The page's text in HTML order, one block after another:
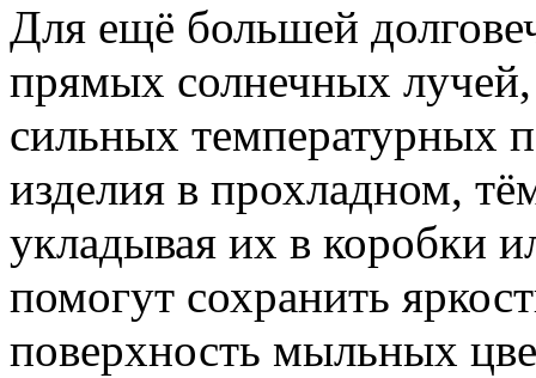
Для ещё большей
прямых солнечных
сильных температурных
изделия в прохладном,
укладывая их в коробки
помогут сохранить
поверхность мыльных